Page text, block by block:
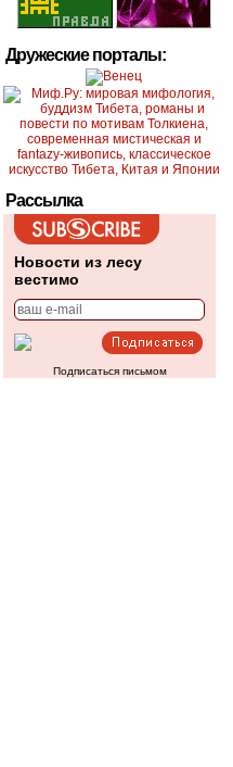
Дружеские порталы:
Рассылка
Новости из лесу
вестимо
Подписаться письмом